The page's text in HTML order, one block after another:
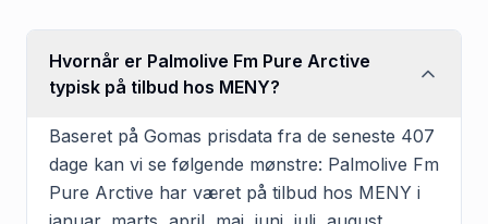
Hvornår er Palmolive Fm Pure Arctive
typisk på tilbud hos MENY?
Baseret på Gomas prisdata fra de seneste 407
dage kan vi se følgende mønstre: Palmolive Fm
Pure Arctive har været på tilbud hos MENY i